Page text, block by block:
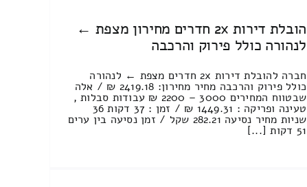
הובלת דירות 2x חדרים מחירון מצפת ←
לנהורה כולל פירוק והרכבה
חברה להובלת דירות 2x חדרים מצפת ← לנהורה
כולל פירוק והרכבה מחיר מחירון: 2419.18 ₪ / אלה
שבטווח המחירים 3000 – 2200 ₪ עבודות סבלות ,
טעינה ופריקה : 1449.31 ₪ / זמן : 37 דקות 36
שניות מחיר נסיעה 282.21 שקל / זמן נסיעה בין ערים
51 דקות [...]